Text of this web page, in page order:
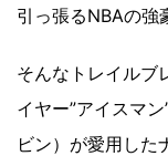
引っ張るNBAの強
そんなトレイルブ
イヤー”アイスマ
ビン）が愛用した